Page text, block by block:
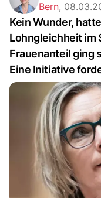
Bern,
Kein Wunder,
Lohngleichheit im
Frauenanteil ging
Eine Initiative